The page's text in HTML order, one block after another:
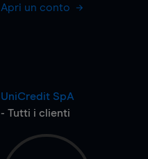
Apri un conto
UniCredit SpA
- Tutti i clienti